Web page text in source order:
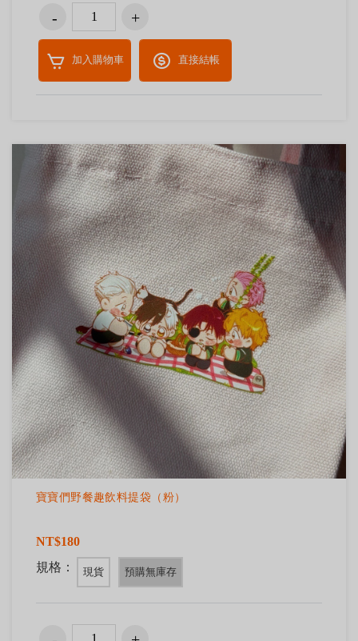
加入購物車 直接結帳
寶寶們野餐趣飲料提袋（粉）
NT$180
規格：
現貨 預購無庫存